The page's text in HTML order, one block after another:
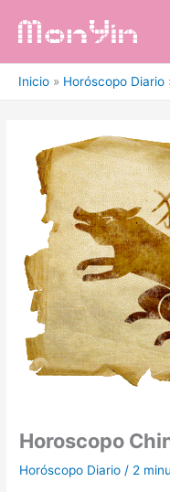
Inicio Horóscopo Diario
Horoscopo
Horóscopo Diario / 2